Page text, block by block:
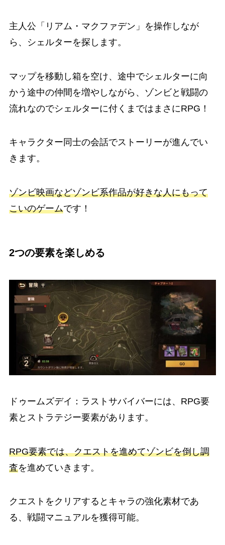
主人公「リアム・マクファデン」を操作しなが
ら、シェルターを探します。
マップを移動し箱を空け、途中でシェルターに向
かう途中の仲間を増やしながら、ゾンビと戦闘の
流れなのでシェルターに付くまではまさにRPG！
キャラクター同士の会話でストーリーが進んでい
きます。
ゾンビ映画などゾンビ系作品が好きな人にもって
こいのゲームです！
2つの要素を楽しめる
ドゥームズデイ：ラストサバイバーには、RPG要
素とストラテジー要素があります。
RPG要素では、クエストを進めてゾンビを倒し調
査を進めていきます。
クエストをクリアするとキャラの強化素材であ
る、戦闘マニュアルを獲得可能。